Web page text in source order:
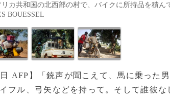
カ共和国の北西部の村で、バイクに所持品を積ん
BOUESSEL
日 AFP】「銃声が聞こえて、馬に乗った
フル、弓矢などを持って。そして誰彼な